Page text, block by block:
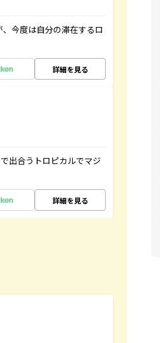
今度は自分の滞在するロ
詳細を見る
出合うトロピカルでマジ
詳細を見る